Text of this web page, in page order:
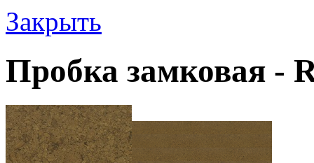
Закрыть
Пробка замковая -